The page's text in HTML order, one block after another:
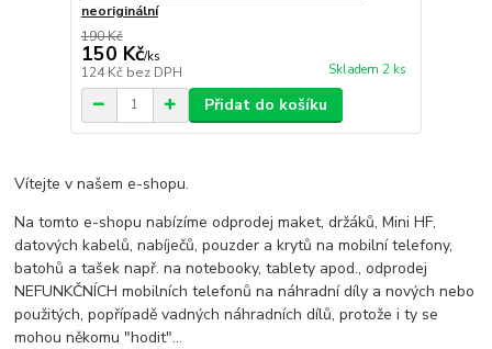
neoriginální
190 Kč
150 Kč/ks
124 Kč bez DPH Skladem 2 ks
Přidat do košíku
Vítejte v našem e-shopu.
Na tomto e-shopu nabízíme odprodej maket, držáků, Mini HF,
datových kabelů, nabíječů, pouzder a krytů na mobilní telefony,
batohů a tašek např. na notebooky, tablety apod., odprodej
NEFUNKČNÍCH mobilních telefonů na náhradní díly a nových nebo
použitých, popřípadě vadných náhradních dílů, protože i ty se
mohou někomu "hodit"...